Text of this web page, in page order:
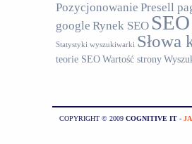
Pozycjonowanie Presell
google Rynek SEO SEO
Statystyki wyszukiwarki Słowa
teorie SEOWartość strony
COPYRIGHT © 2009 COGNITIVE IT -